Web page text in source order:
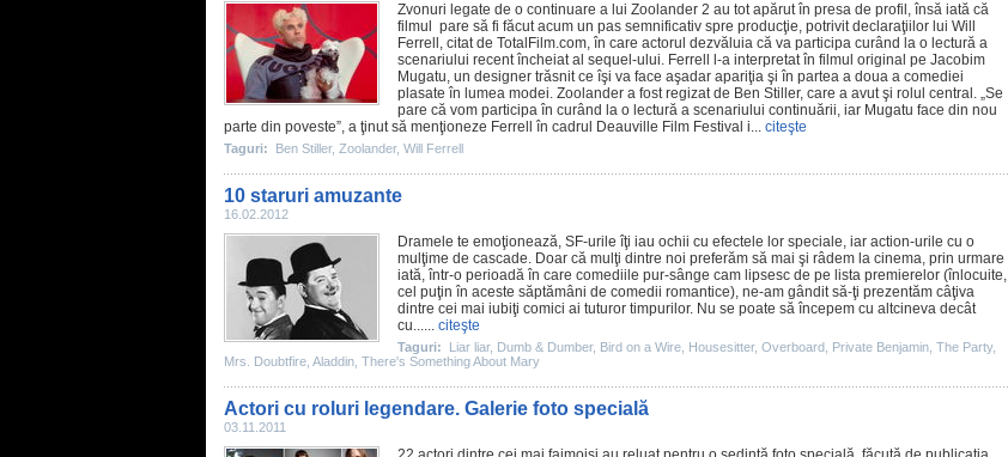
Zvonuri legate de o continuare a lui Zoolander 2 au tot apărut în presa de profil, însă iată că
filmul
pare să fi făcut acum un pas semnificativ spre producţie, potrivit declaraţiilor lui Will
Ferrell , citat de TotalFilm.com, în care actorul dezvăluia că va participa curând la o lectură a
scenariului recent încheiat al sequel-ului. Ferrell l-a interpretat în filmul original pe Jacobim
Mugatu, un designer trăsnit ce îşi va face aşadar apariţia şi în partea a doua a comediei
plasate în lumea modei. Zoolander a fost regizat de Ben Stiller, care a avut şi rolul central. „Se
pare că vom participa în curând la o lectură a scenariului continuării, iar Mugatu face din nou
parte din poveste”, a ţinut să menţioneze Ferrell în cadrul Deauville Film Festival i... citeşte
Taguri: Ben Stiller, Zoolander, Will Ferrell
10 staruri amuzante
16.02.2012
Dramele te emoţionează, SF-urile îţi iau ochii cu efectele lor speciale, iar action-urile cu o
mulţime de cascade. Doar că mulţi dintre noi preferăm să mai şi râdem la cinema, prin urmare
iată, într-o perioadă în care comediile pur-sânge cam lipsesc de pe lista premierelor (înlocuite,
cel puţin în aceste săptămâni de comedii romantice), ne-am gândit să-ţi prezentăm câţiva
dintre cei mai iubiţi comici ai tuturor timpurilor. Nu se poate să începem cu altcineva decât
cu... ... citeşte
Taguri: Liar liar, Dumb & Dumber, Bird on a Wire Housesitter, Overboard Private Benjamin The Party,
Mrs. Doubtfire Aladdin There's Something About Mary
Actori cu roluri legendare. Galerie foto specială
03.11.2011